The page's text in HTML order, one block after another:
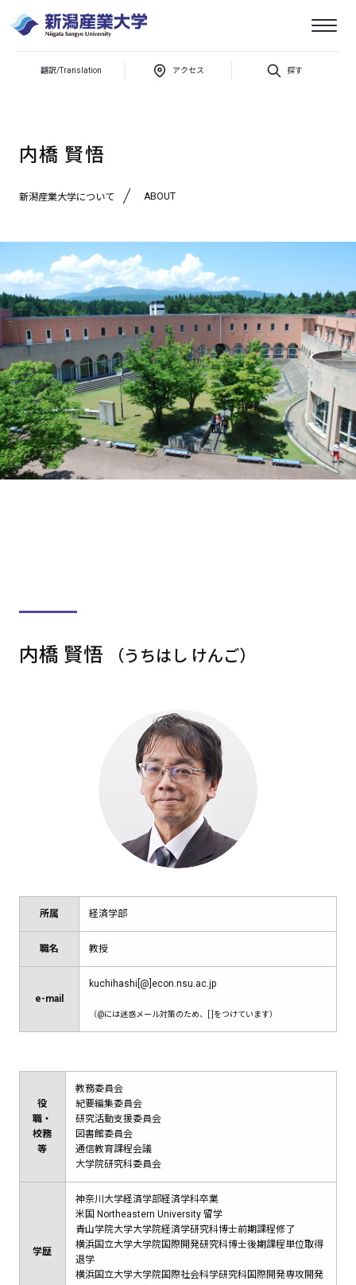
翻訳/Translation アクセス 探す
新潟産
業大学
新潟産業大学について 専任教員紹介 内橋 賢悟
内橋 賢悟
新潟産業大学について ABOUT
内橋 賢悟 （うちはし けんご）
所属 経済学部
職名 教授
e-mail
kuchihashi[@]econ.nsu.ac.jp
（@には迷惑メール対策のため、[ ]をつけています）
役
職・
校務
等
教務委員会
紀要編集委員会
研究活動支援委員会
図書館委員会
通信教育課程会議
大学院研究科委員会
学歴
神奈川大学経済学部経済学科卒業
米国 Northeastern University 留学
青山学院大学大学院経済学研究科博士前期課程修了
横浜国立大学大学院国際開発研究科博士後期課程単位取得
退学
横浜国立大学大学院国際社会科学研究科国際開発専攻開発